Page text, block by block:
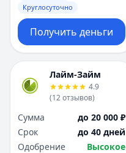
Круглосуточно
Получить деньги
Лайм-Займ
4.9
(12отзывов)
Сумма
до 20 000 ₽
Срок
до 40 дней
Одобрение
Высокое